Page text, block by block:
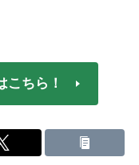
こちら！